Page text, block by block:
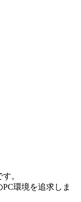
。
環境を追求しま